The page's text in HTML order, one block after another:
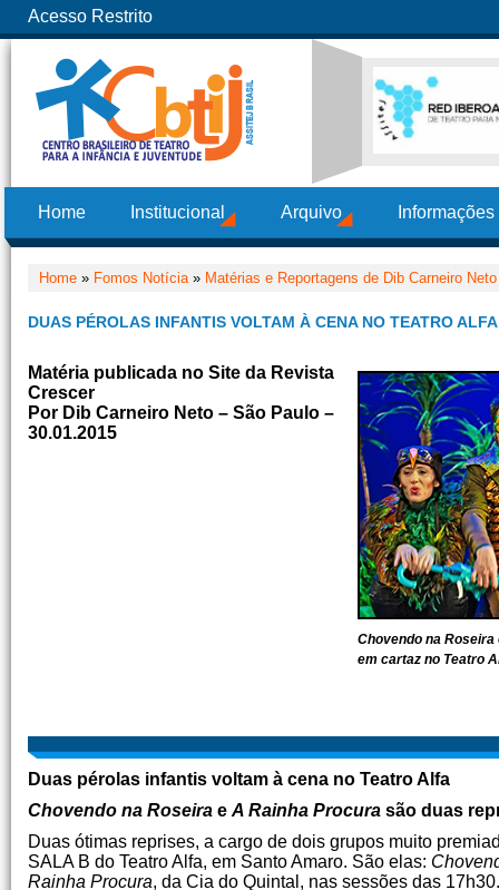
Acesso Restrito
Home Institucional Arquivo
Home » Fomos Notícia» Matérias e Reportagens de Dib Carneiro Neto
DUAS PÉROLAS INFANTIS VOLTAM À CENA NO TEATRO ALFA
Chovendo na
em cartaz no Teatro
Matéria publicada no Site da Revista
Crescer
Por Dib Carneiro Neto – São Paulo –
30.01.2015
Duas pérolas infantis voltam à cena no Teatro Alfa
Chovendo na Roseira e A Rainha Procura são duas
Duas ótimas reprises, a cargo de dois grupos muito
SALA B do Teatro Alfa, em Santo Amaro. São elas:
Rainha Procura, da Cia do Quintal, nas sessões das